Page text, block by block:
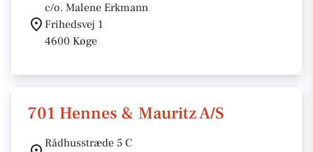
c/o. Malene Erkmann
Frihedsvej 1
4600 Køge
701 Hennes & Mauritz A/S
Rådhusstræde 5 C